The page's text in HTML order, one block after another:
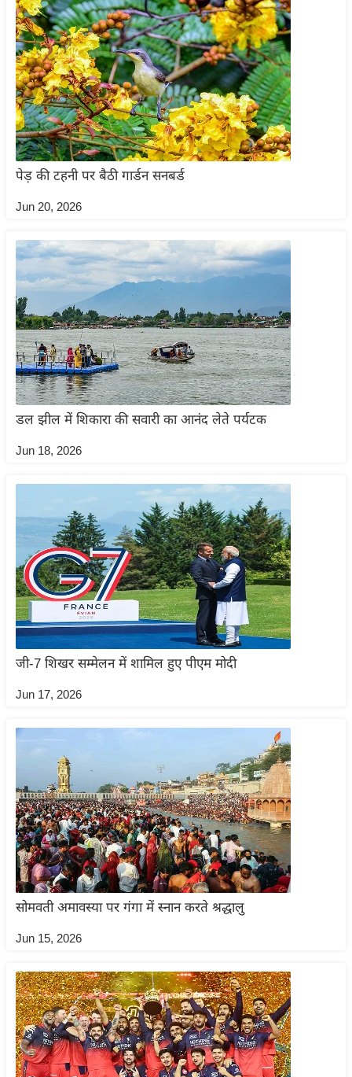
हॉ
ली
वु
ड
फि
ल्म
स
मी
B
r
e
a
k
i
n
g
N
e
w
इ
स्टा
ल
टे
क्नॉ
लॉ
जी
टी
फै
घ
रे
लू
नु
स्खे
प
र्य
न
स्थ
ल
फि
ट
पेड़ की टहनी पर बैठी गार्डन सनबर्ड
Jun 20, 2026
डल झील में शिकारा की सवारी का आनंद लेते पर्यटक
Jun 18, 2026
जी-7 शिखर सम्मेलन में शामिल हुए पीएम मोदी
Jun 17, 2026
सोमवती अमावस्या पर गंगा में स्नान करते श्रद्धालु
Jun 15, 2026